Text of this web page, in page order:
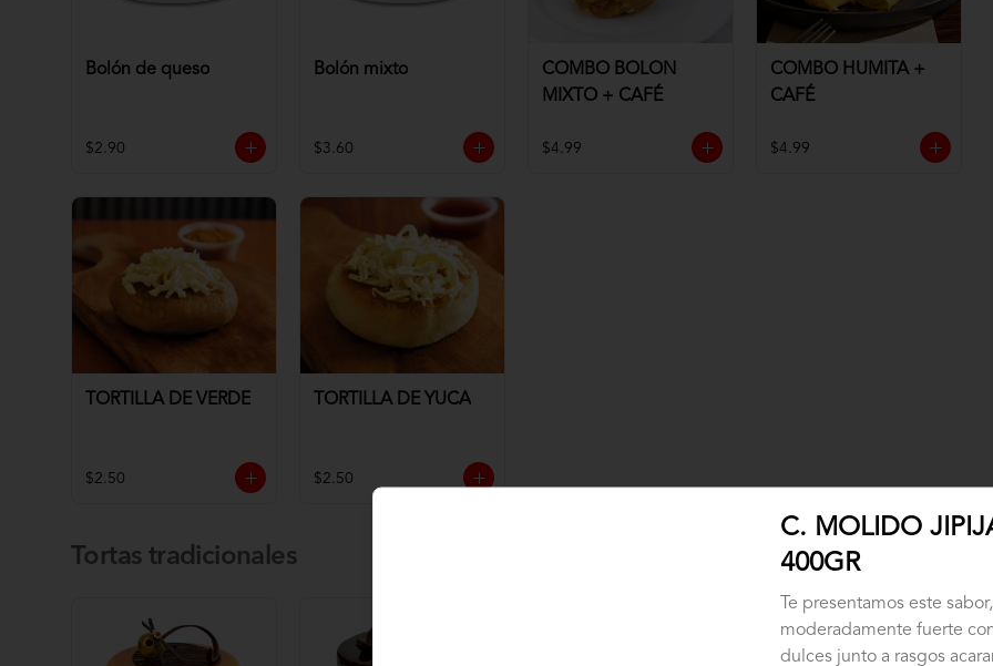
Bolón de queso
$2.90
Bolón mixto
$3.60
COMBO BOLON
MIXTO + CAFÉ
$4.99
COMBO HUMITA +
CAFÉ
$4.99
TORTILLA DE VERDE
$2.50
TORTILLA DE YUCA
$2.50
Tortas tradicionales
C. MOLIDO
400GR
Te presentamos este
moderadamente fuerte
dulces junto a rasgos